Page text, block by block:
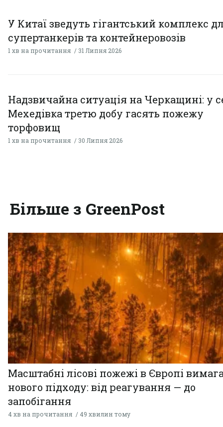
У Китаї зведуть гігантський комплекс
супертанкерів та контейнеровозів
1 хв на прочитання 31 Липня 2026
Надзвичайна ситуація на Черкащині: у
Мехедівка третю добу гасять пожежу
торфовищ
1 хв на прочитання 30 Липня 2026
Більше з GreenPost
Масштабні лісові пожежі в Європі
нового підходу: від реагування — до
запобігання
4 хв на прочитання 49 хвилин тому